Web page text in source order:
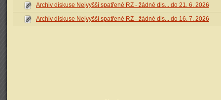
Archiv diskuse Nejvyšší spatřené RZ - žádné dis... do 21. 6. 2026
Archiv diskuse Nejvyšší spatřené RZ - žádné dis... do 16. 7. 2026